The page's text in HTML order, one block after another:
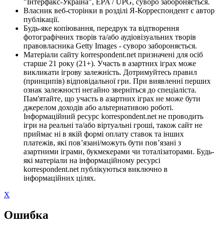
Власник веб-сторінки в розділі Я-Корреспондент є автор
публікації.
Будь-яке копіювання, передрук та відтворення
фотографічних творів та/або аудіовізуальних творів
правовласника Getty Images - суворо забороняється.
Матеріали сайту korrespondent.net призначені для осіб
старше 21 року (21+). Участь в азартних іграх може
викликати ігрову залежність. Дотримуйтесь правил
(принципів) відповідальної гри. При виявленні перших
ознак залежності негайно зверніться до спеціаліста.
Пам'ятайте, що участь в азартних іграх не може бути
джерелом доходів або альтернативою роботі.
Інформаційний ресурс korrespondent.net не проводить
ігри на реальні та/або віртуальні гроші, також сайт не
приймає ні в якій формі оплату ставок та інших
платежів, які пов’язані/можуть бути пов’язані з
азартними іграми, букмекерами чи тоталізаторами. Будь-
які матеріали на інформаційному ресурсі
korrespondent.net публікуються виключно в
інформаційних цілях.
X
Ошибка